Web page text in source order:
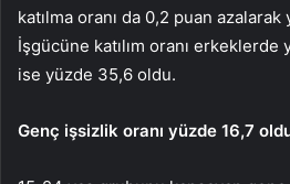
katılma oranı da 0,2 puan
İşgücüne katılım oranı erkeklerde
ise yüzde 35,6 oldu.
Genç işsizlik oranı yüzde 16,7